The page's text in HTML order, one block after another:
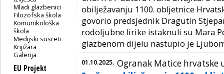
Mladi glazbenici
Filozofska škola
Komunikološka
škola
Medijski susreti
Knjižara
Galerija
EU Projekt
obilježavanju 1100. obljetnice
govorio predsjednik Dragutin
rodoljubne lirike istaknuli su Mara
glazbenom dijelu nastupio je
01.10.2025. Ogranak Matice hrvatske